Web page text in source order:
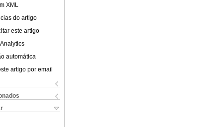
XML
do artigo
este artigo
automática
artigo por email